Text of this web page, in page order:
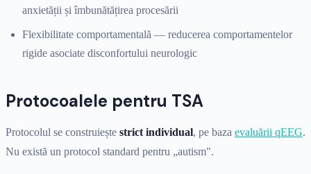
anxietății și îmbunătățirea procesării
Flexibilitate comportamentală — reducerea comportamentelor
rigide asociate disconfortului neurologic
Protocoalele pentru TSA
Protocolul se construiește strict individual, pe baza evaluării qEEG.
Nu există un protocol standard pentru „autism".